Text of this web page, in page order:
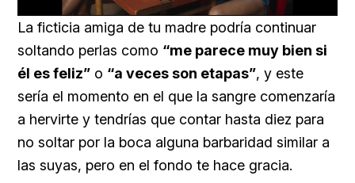
Unmute Loaded:
57.99%
La ficticia amiga de tu madre podría continuar
soltando perlas como “me parece muy bien si
él es feliz” o “a veces son etapas”, y este
sería el momento en el que la sangre comenzaría
a hervirte y tendrías que contar hasta diez para
no soltar por la boca alguna barbaridad similar a
las suyas, pero en el fondo te hace gracia.